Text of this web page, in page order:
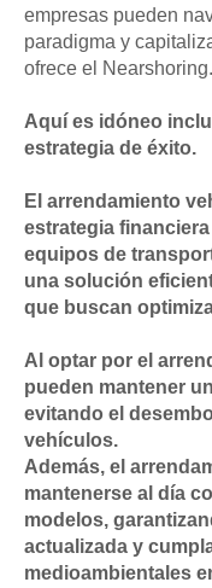
empresas pueden
paradigma y
ofrece el Nearshoring.
Aquí es idóneo
estrategia de éxito.
El arrendamiento
estrategia
equipos de
una solución
que buscan
Al optar por el
pueden mantener
evitando el
vehículos.
Además, el
mantenerse al día
modelos,
actualizada y
medioambientales